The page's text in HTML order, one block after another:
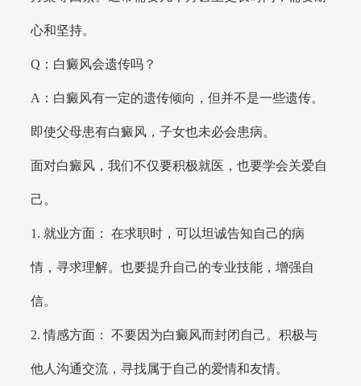
心和坚持。
Q：白癜风会遗传吗？
A：白癜风有一定的遗传倾向，但并不是一些遗传。
即使父母患有白癜风，子女也未必会患病。
面对白癜风，我们不仅要积极就医，也要学会关爱自
己。
1. 就业方面： 在求职时，可以坦诚告知自己的病
情，寻求理解。也要提升自己的专业技能，增强自
信。
2. 情感方面： 不要因为白癜风而封闭自己。积极与
他人沟通交流，寻找属于自己的爱情和友情。